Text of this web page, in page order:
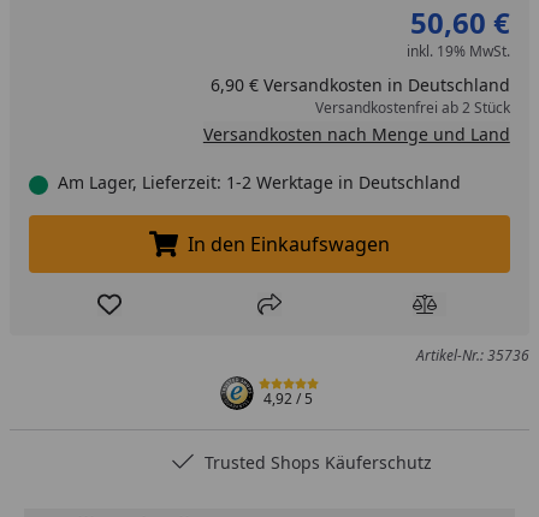
50,60 €
inkl. 19% MwSt.
6,90 € Versandkosten in Deutschland
Versandkostenfrei ab 2 Stück
Versandkosten nach Menge und Land
Am Lager, Lieferzeit: 1-2 Werktage in Deutschland
In den Einkaufswagen legen
In den Einkaufswagen
Produkt zur Wunschliste hinzufügen
Teilen Produkt
Artikel-Nr.: 35736
4,92/ 5
Trusted Shops Käuferschutz